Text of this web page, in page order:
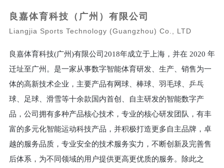
良嘉体育科技（广州）有限公司
Liangjia Sports Technology (Guangzhou) Co., LTD
良嘉体育科技(广州)有限公司2018年成立于上海，并在 2020 年
迁址至广州。是一家从事数字智能体育研发、生产、销售为一
体的高新技术企业，主要产品有网球、棒球、羽毛球、乒乓
球、足球、滑雪等十余款国内首创、自主研发的智能数字产
品，公司拥有多种产品核心技术，专业的核心研发团队，有丰
富的多元化智能运动科技产品，并积极打造更多自主品牌，卓
越的服务品质，专业安全的技术服务实力，不断创新及完善售
后体系，为不同领域的用户提供更高更优质的服务。除此之